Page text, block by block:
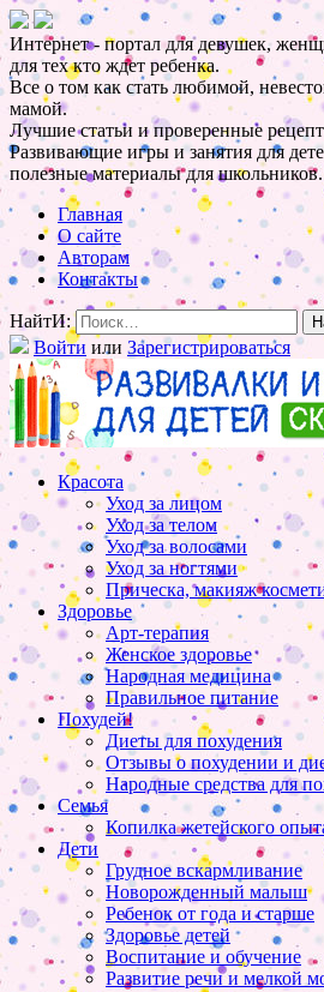
Интернет - портал для девушек,
для тех кто ждет ребенка.
Все о том как стать любимой,
мамой.
Лучшие статьи и проверенные
Развивающие игры и занятия для
полезные материалы для школьников.
Главная
О сайте
Авторам
Контакты
НайтИ:
Войти или Зарегистрироваться
Красота
Уход за лицом
Уход за телом
Уход за волосами
Уход за ногтями
Прическа, макияж
Здоровье
Арт-терапия
Женское здоровье
Народная медицина
Правильное питание
Похудей!
Диеты для похудения
Отзывы о похудении и
Народные средства для
Семья
Копилка жетейского
Дети
Грудное вскармливание
Новорожденный малыш
Ребенок от года и старше
Здоровье детей
Воспитание и обучение
Развитие речи и мелкой